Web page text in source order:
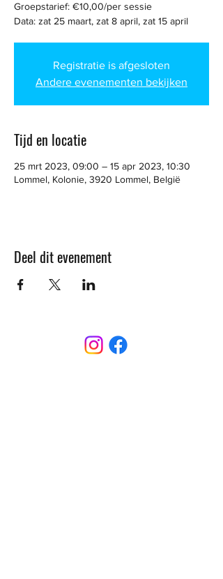
Groepstarief: €10,00/per sessie
Data: zat 25 maart, zat 8 april, zat 15 april
Registratie is afgesloten
Andere evenementen bekijken
Tijd en locatie
25 mrt 2023, 09:00 – 15 apr 2023, 10:30
Lommel, Kolonie, 3920 Lommel, België
Deel dit evenement